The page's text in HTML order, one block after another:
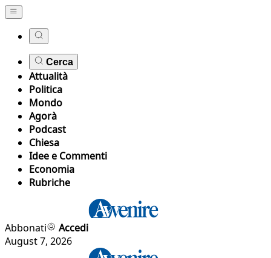
Cerca
Attualità
Politica
Mondo
Agorà
Podcast
Chiesa
Idee e Commenti
Economia
Rubriche
Abbonati
Accedi
August 7, 2026